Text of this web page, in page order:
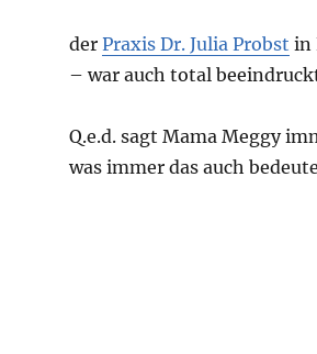
der Praxis Dr. Julia Probst in
– war auch total
Q.e.d. sagt Mama Meggy
was immer das auch